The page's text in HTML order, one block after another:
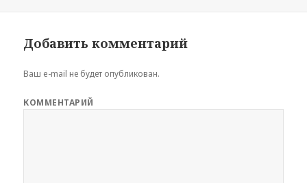
Добавить комментарий
Ваш e-mail не будет опубликован.
КОММЕНТАРИЙ